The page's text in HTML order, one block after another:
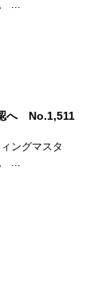
...
へ No.1,511
ングマスタ
...